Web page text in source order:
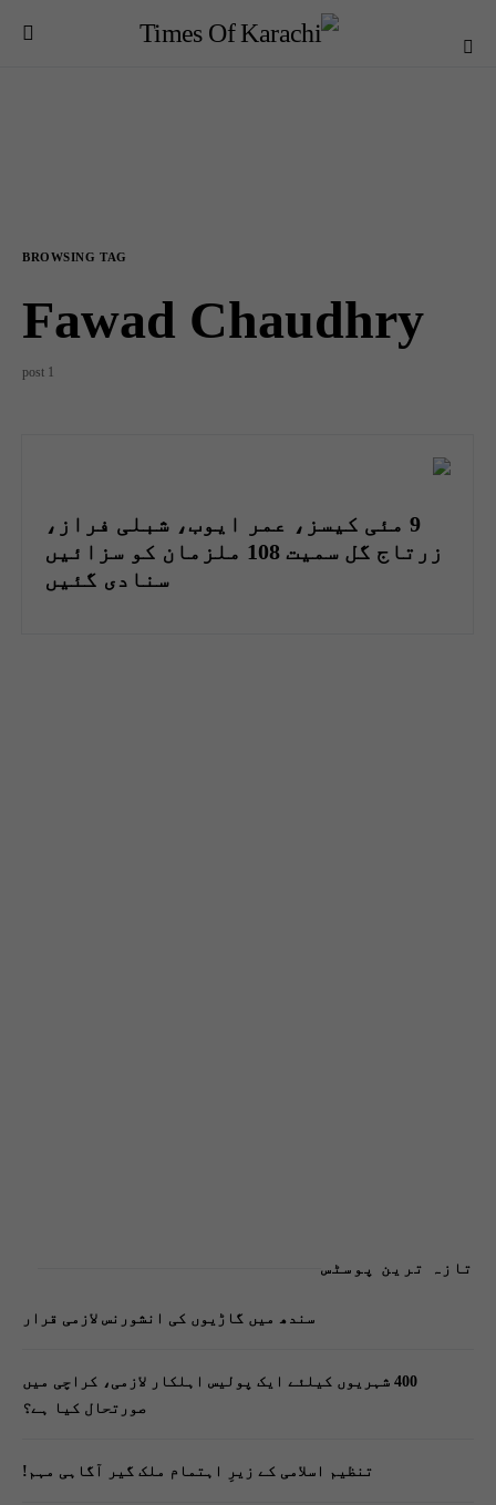
BROWSING TAG
Fawad Chaudhry
1 post
9 مئی کیسز، عمر ایوب، شبلی فراز،
زرتاج گل سمیت 108 ملزمان کو سزائیں
سنادی گئیں
تازہ ترین پوسٹس
سندھ میں گاڑیوں کی انشورنس لازمی قرار
400 شہریوں کیلئے ایک پولیس اہلکار لازمی، کراچی میں
صورتحال کیا ہے؟
تنظیم اسلامی کے زیرِ اہتمام ملک گیر آگاہی مہم!